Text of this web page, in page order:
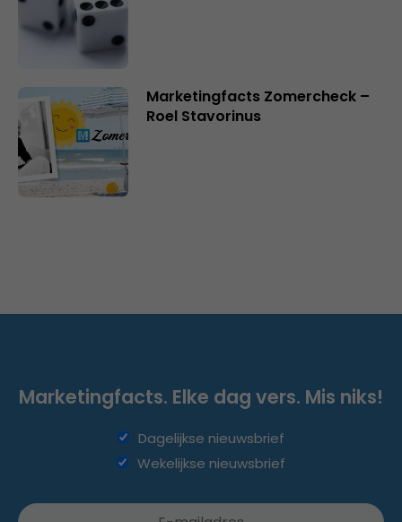
Marketingfacts Zomercheck –
Roel Stavorinus
Marketingfacts. Elke dag vers. Mis niks!
Dagelijkse nieuwsbrief
Wekelijkse nieuwsbrief